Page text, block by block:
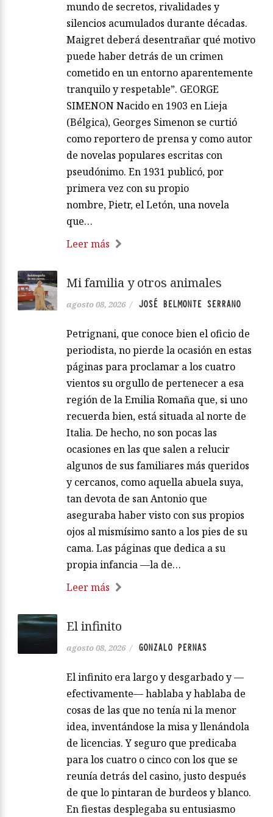
mundo de secretos, rivalidades y
silencios acumulados durante décadas.
Maigret deberá desentrañar qué motivo
puede haber detrás de un crimen
cometido en un entorno aparentemente
tranquilo y respetable”. GEORGE
SIMENON Nacido en 1903 en Lieja
(Bélgica), Georges Simenon se curtió
como reportero de prensa y como autor
de novelas populares escritas con
pseudónimo. En 1931 publicó, por
primera vez con su propio
nombre, Pietr, el Letón, una novela
que…
Leer más
Mi familia y otros animales
agosto 08, 2026 / JOSÉ BELMONTE SERRANO
Petrignani, que conoce bien el oficio de
periodista, no pierde la ocasión en estas
páginas para proclamar a los cuatro
vientos su orgullo de pertenecer a esa
región de la Emilia Romaña que, si uno
recuerda bien, está situada al norte de
Italia. De hecho, no son pocas las
ocasiones en las que salen a relucir
algunos de sus familiares más queridos
y cercanos, como aquella abuela suya,
tan devota de san Antonio que
aseguraba haber visto con sus propios
ojos al mismísimo santo a los pies de su
cama. Las páginas que dedica a su
propia infancia —la de…
Leer más
El infinito
agosto 08, 2026 / GONZALO PERNAS
El infinito era largo y desgarbado y —
efectivamente— hablaba y hablaba de
cosas de las que no tenía ni la menor
idea, inventándose la misa y llenándola
de licencias. Y seguro que predicaba
para los cuatro o cinco con los que se
reunía detrás del casino, justo después
de que lo pintaran de burdeos y blanco.
En fiestas desplegaba su entusiasmo